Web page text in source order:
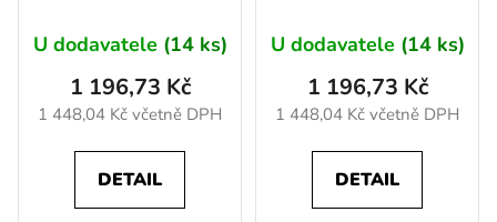
LOW modrá 36
U dodavatele (14 ks)
1 448,04 Kč včetně DPH
1 196,73 Kč
DETAIL
LOW zelená 36
U dodavatele (14 ks)
1 448,04 Kč včetně DPH
1 196,73 Kč
DETAIL